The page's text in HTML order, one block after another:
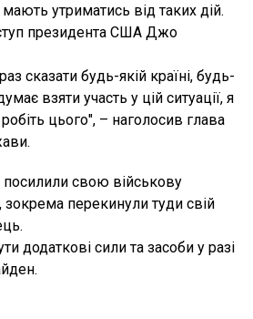
утриматись від таких дій.
президента США Джо
сказати будь-якій країні, будь-
взяти участь у цій ситуації, я
цього", – наголосив глава
свою військову
зокрема перекинули туди свій
додаткові сили та засоби у разі